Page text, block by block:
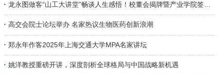
龙永图开宗明义，将"感恩"置于首位。他深情讲
到，没有党和国家的培养就没有今天的自己。"善
良是遇...
科学家精神与特区精神为引领，在学科交叉中突
破创新，在产教融合中赋能产业，为大湾区国际
科技创新中心建设与人类健康事业贡献坚实力
量。 深圳市AI+药械研发公共服务平台正式启
动。 深圳理工大学供图 深圳市发展和改革委员
会党组书记、主任郭子平表示，深圳持续推动生
物医药产业高质量发展，不仅成立市级药械产业
业体系建设”的专题讲座。讲座由上海交通大学党
学院党委书记沈丽丹、副院长刘帮成出席本次活
局，他指出，世界正面临秩序“封建化”与大国博
聚焦经贸领域的“战略机遇期”，为中国提供了理
· 龙永图做客“山工大讲堂”畅谈人生感悟！校董会揭牌暨产业学院签约仪式同期举行
· 高交会院士论坛举办 名家热议生物医药创新浪潮
· 郑永年作客2025年上海交通大学MPA名家讲坛
· 姚洋教授重磅开讲，深度剖析全球格局与中国战略新机遇